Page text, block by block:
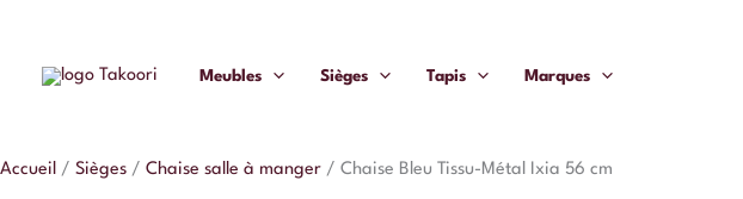
contenu
Meubles Sièges Tapis Marques
Accueil / Sièges / Chaise salle à manger / Chaise Bleu Tissu-Métal Ixia 56 cm
Chaise